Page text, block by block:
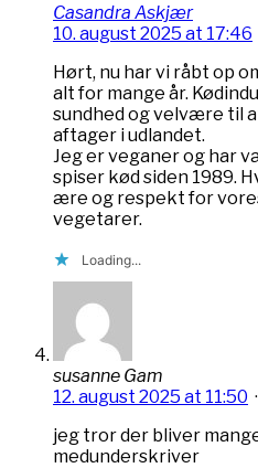
Casandra Askjær
10. august 2025 at 17:46
Hørt, nu har vi råbt op
alt for mange år.
sundhed og velvære til
aftager i udlandet.
Jeg er veganer og har
spiser kød siden 1989.
ære og respekt for
vegetarer.
Loading...
susanne Gam
12. august 2025 at 11:50 ·
jeg tror der bliver
medunderskriver